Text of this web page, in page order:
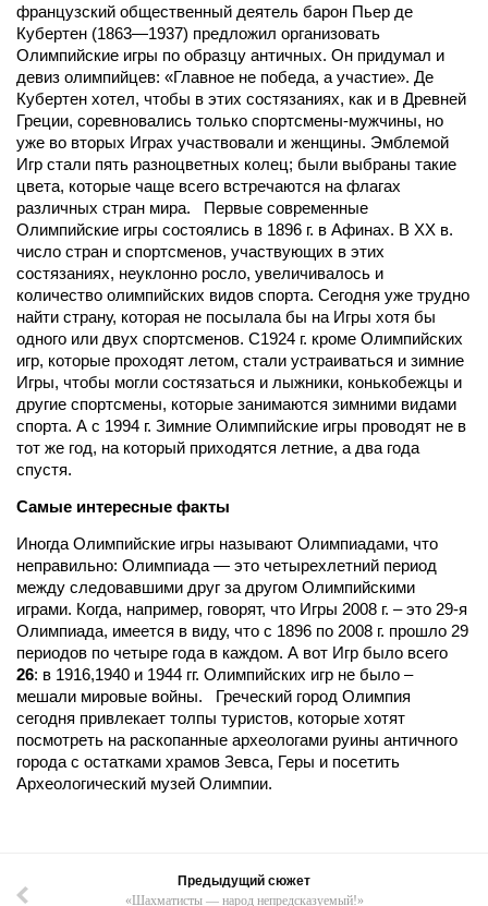
французский общественный деятель барон Пьер де
Кубертен (1863—1937) предложил организовать
Олимпийские игры по образцу античных. Он придумал и
девиз олимпийцев: «Главное не победа, а участие». Де
Кубертен хотел, чтобы в этих состязаниях, как и в Древней
Греции, соревновались только спортсмены-мужчины, но
уже во вторых Играх участвовали и женщины. Эмблемой
Игр стали пять разноцветных колец; были выбраны такие
цвета, которые чаще всего встречаются на флагах
различных стран мира. Первые современные
Олимпийские игры состоялись в 1896 г. в Афинах. В XX в.
число стран и спортсменов, участвующих в этих
состязаниях, неуклонно росло, увеличивалось и
количество олимпийских видов спорта. Сегодня уже трудно
найти страну, которая не посылала бы на Игры хотя бы
одного или двух спортсменов. С1924 г. кроме Олимпийских
игр, которые проходят летом, стали устраиваться и зимние
Игры, чтобы могли состязаться и лыжники, конькобежцы и
другие спортсмены, которые занимаются зимними видами
спорта. А с 1994 г. Зимние Олимпийские игры проводят не в
тот же год, на который приходятся летние, а два года
спустя.
Cамые интересные факты
Иногда Олимпийские игры называют Олимпиадами, что
неправильно: Олимпиада — это четырехлетний период
между следовавшими друг за другом Олимпийскими
играми. Когда, например, говорят, что Игры 2008 г. – это 29-я
Олимпиада, имеется в виду, что с 1896 по 2008 г. прошло 29
периодов по четыре года в каждом. А вот Игр было всего
26: в 1916,1940 и 1944 гг. Олимпийских игр не было –
мешали мировые войны. Греческий город Олимпия
сегодня привлекает толпы туристов, которые хотят
посмотреть на раскопанные археологами руины античного
города с остатками храмов Зевса, Геры и посетить
Археологический музей Олимпии.
Предыдущий сюжет
«Шахматисты — народ непредсказуемый!»